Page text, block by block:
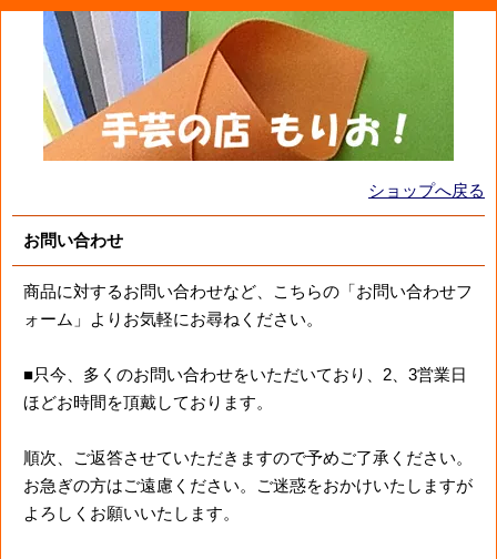
ショップへ戻る
お問い合わせ
商品に対するお問い合わせなど、こちらの「お問い合わせフ
ォーム」よりお気軽にお尋ねください。
■只今、多くのお問い合わせをいただいており、2、3営業日
ほどお時間を頂戴しております。
順次、ご返答させていただきますので予めご了承ください。
お急ぎの方はご遠慮ください。ご迷惑をおかけいたしますが
よろしくお願いいたします。